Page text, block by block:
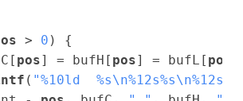
> 0 ) {
pos] = bufH[ pos] = bufL[ pos
( "%10ld